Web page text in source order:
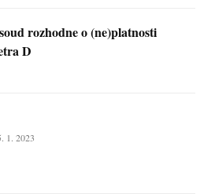
rozhodne o (ne)platnosti
D
1. 2023